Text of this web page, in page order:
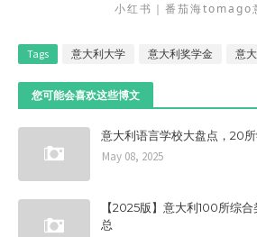
小红书｜番茄海tomago
Tags 意大利大学 意大利奖学金 意
您可能会喜欢这些博文
意大利语言学校大盘点，20
May 08, 2025
【2025版】意大利100所综
总